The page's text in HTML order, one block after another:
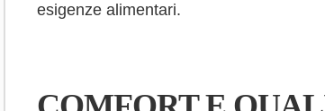
esigenze alimentari.